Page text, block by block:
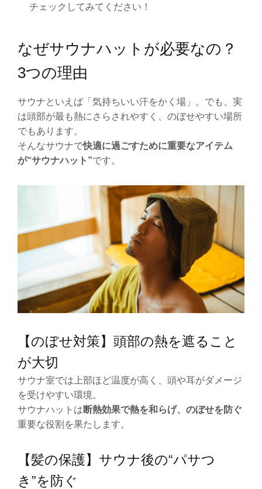
チェックしてみてください！
なぜサウナハットが必要なの？
3つの理由
サウナといえば「気持ちいい汗をかく場」。でも、実
は頭部が最も熱にさらされやすく、のぼせやすい場所
でもあります。
そんなサウナで快適に過ごすために重要なアイテム
が“サウナハット”です。
【のぼせ対策】頭部の熱を遮ること
が大切
サウナ室では上部ほど温度が高く、頭や耳がダメージ
を受けやすい環境。
サウナハットは断熱効果で熱を和らげ、のぼせを防ぐ
重要な役割を果たします。
【髪の保護】サウナ後の“パサつ
き”を防ぐ